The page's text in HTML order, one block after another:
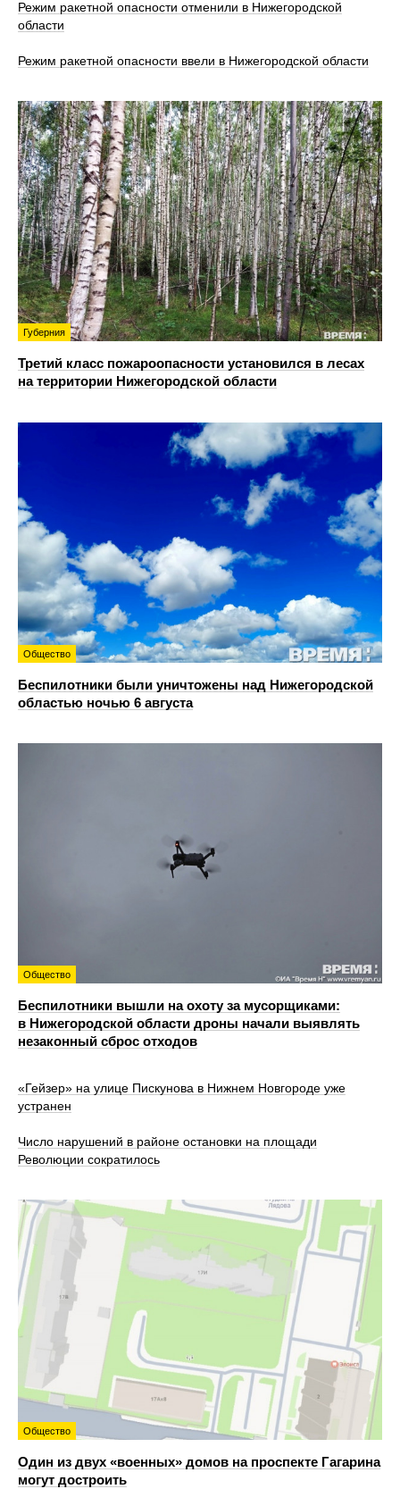
Режим ракетной опасности отменили в Нижегородской
области
Режим ракетной опасности ввели в Нижегородской области
Губерния
Третий класс пожароопасности установился в лесах
на территории Нижегородской области
Общество
Беспилотники были уничтожены над Нижегородской
областью ночью 6 августа
Общество
Беспилотники вышли на охоту за мусорщиками:
в Нижегородской области дроны начали выявлять
незаконный сброс отходов
«Гейзер» на улице Пискунова в Нижнем Новгороде уже
устранен
Число нарушений в районе остановки на площади
Революции сократилось
Общество
Один из двух «военных» домов на проспекте Гагарина
могут достроить